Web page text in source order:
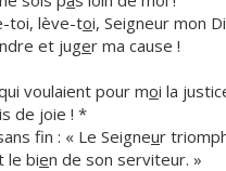
toi, lève-toi, Seigneur mon
et juger ma cause !
voulaient pour moi la
de joie ! *
fin : « Le Seigneur
le bien de son serviteur. »